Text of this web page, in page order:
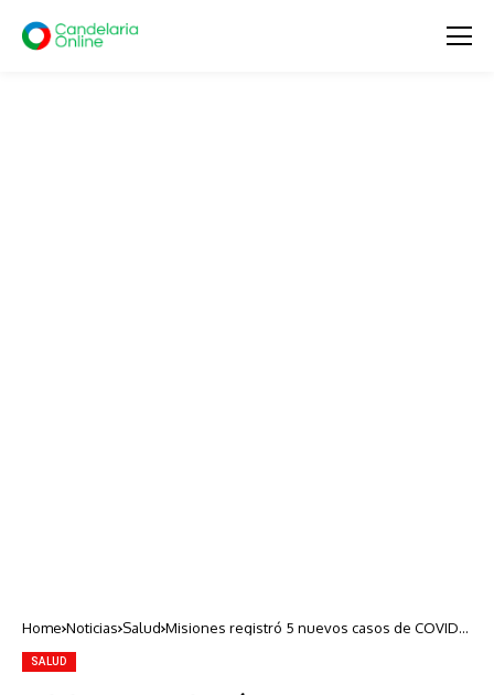
Home Noticias Salud Misiones registró 5 nuevos casos de COVID-
SALUD